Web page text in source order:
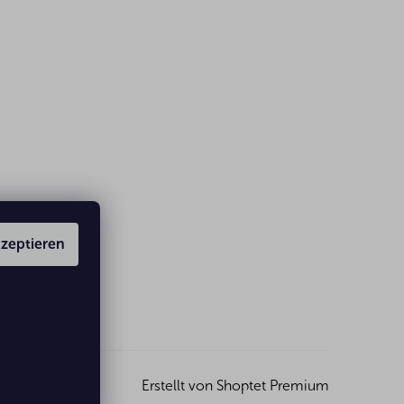
Erstellt von Shoptet Premium